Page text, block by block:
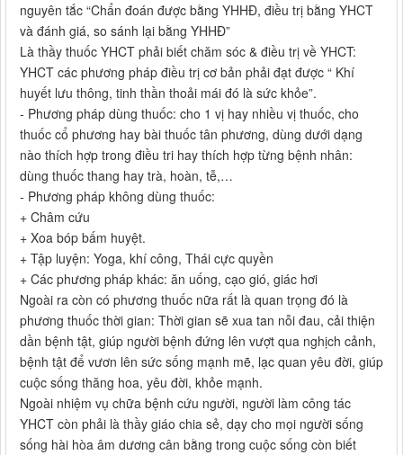
nguyên tắc “Chẩn đoán được bằng YHHĐ, điều trị bằng YHCT
và đánh giá, so sánh lại bằng YHHĐ”
Là thầy thuốc YHCT phải biết chăm sóc & điều trị về YHCT:
YHCT các phương pháp điều trị cơ bản phải đạt được “ Khí
huyết lưu thông, tinh thần thoải mái đó là sức khỏe”.
- Phương pháp dùng thuốc: cho 1 vị hay nhiều vị thuốc, cho
thuốc cổ phương hay bài thuốc tân phương, dùng dưới dạng
nào thích hợp trong điều tri hay thích hợp từng bệnh nhân:
dùng thuốc thang hay trà, hoàn, tễ,…
- Phương pháp không dùng thuốc:
+ Châm cứu
+ Xoa bóp bấm huyệt.
+ Tập luyện: Yoga, khí công, Thái cực quyền
+ Các phương pháp khác: ăn uống, cạo gió, giác hơi
Ngoài ra còn có phương thuốc nữa rất là quan trọng đó là
phương thuốc thời gian: Thời gian sẽ xua tan nỗi đau, cải thiện
dần bệnh tật, giúp người bệnh đứng lên vượt qua nghịch cảnh,
bệnh tật để vươn lên sức sống mạnh mẽ, lạc quan yêu đời, giúp
cuộc sống thăng hoa, yêu đời, khỏe mạnh.
Ngoài nhiệm vụ chữa bệnh cứu người, người làm công tác
YHCT còn phải là thầy giáo chia sẻ, dạy cho mọi người sống
sống hài hòa âm dương cân bằng trong cuộc sống còn biết